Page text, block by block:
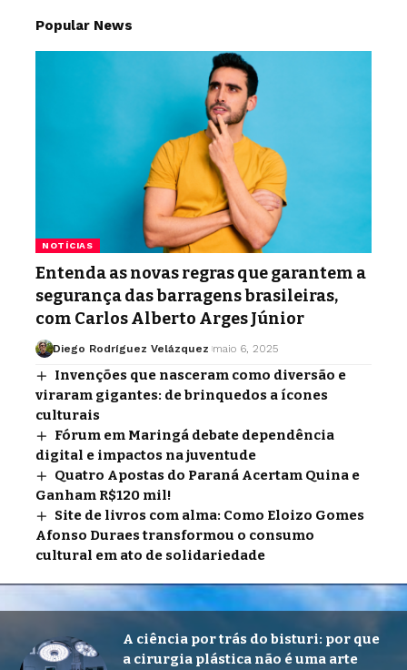
Popular News
NOTÍCIAS
Entenda as novas regras que garantem a
segurança das barragens brasileiras,
com Carlos Alberto Arges Júnior
Diego Rodríguez Velázquez maio 6, 2025
Invenções que nasceram como diversão e
viraram gigantes: de brinquedos a ícones
culturais
Fórum em Maringá debate dependência
digital e impactos na juventude
Quatro Apostas do Paraná Acertam Quina e
Ganham R$120 mil!
Site de livros com alma: Como Eloizo Gomes
Afonso Duraes transformou o consumo
cultural em ato de solidariedade
A ciência por trás do bisturi: por que
a cirurgia plástica não é uma arte